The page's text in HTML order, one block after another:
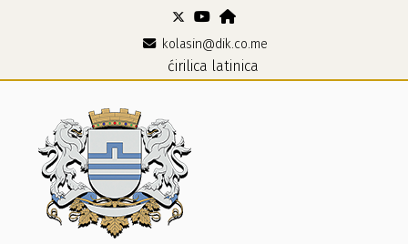
kolasin@dik.co.me
ćirilica latinica